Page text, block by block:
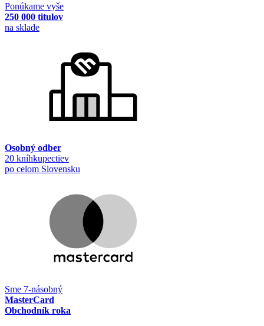
Ponúkame vyše
250 000 titulov
na sklade
Osobný odber
20 kníhkupectiev
po celom Slovensku
Sme 7-násobný
MasterCard
Obchodník roka